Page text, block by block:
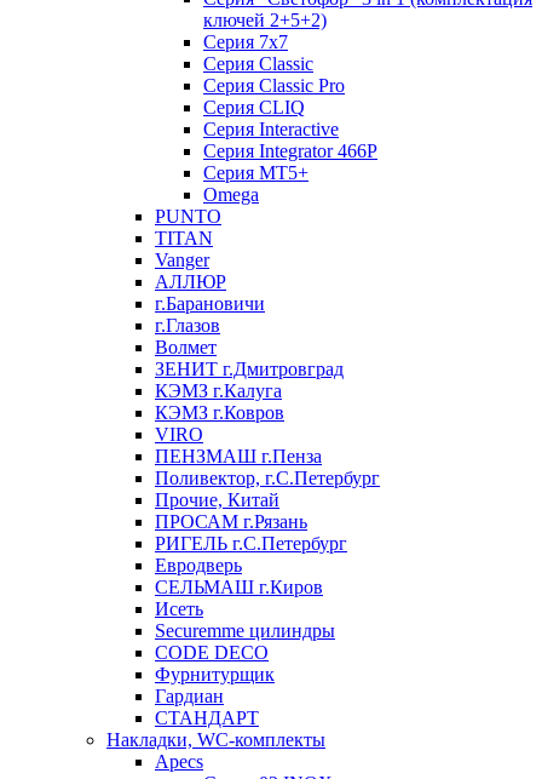
ключей 2+5+2)
Серия 7х7
Серия Classic
Серия Classic Pro
Серия CLIQ
Серия Interactive
Серия Integrator 466P
Серия MT5+
Omega
PUNTO
TITAN
Vanger
АЛЛЮР
г.Барановичи
г.Глазов
Волмет
ЗЕНИТ г.Дмитровград
КЭМЗ г.Калуга
КЭМЗ г.Ковров
VIRO
ПЕНЗМАШ г.Пенза
Поливектор, г.С.Петербург
Прочие, Китай
ПРОСАМ г.Рязань
РИГЕЛЬ г.С.Петербург
Евродверь
СЕЛЬМАШ г.Киров
Исеть
Securemme цилиндры
CODE DECO
Фурнитурщик
Гардиан
СТАНДАРТ
Накладки, WC-комплекты
Apecs